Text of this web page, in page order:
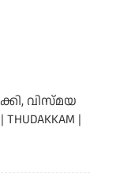
വിസ്മയ
|